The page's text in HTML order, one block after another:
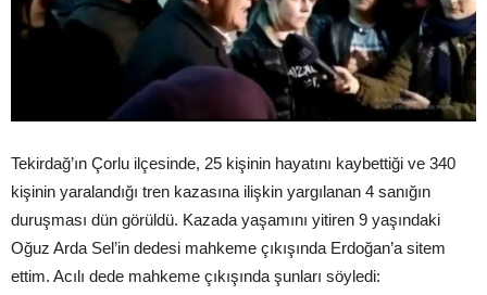
Tekirdağ’ın Çorlu ilçesinde, 25 kişinin hayatını kaybettiği ve 340
kişinin yaralandığı tren kazasına ilişkin yargılanan 4 sanığın
duruşması dün görüldü. Kazada yaşamını yitiren 9 yaşındaki
Oğuz Arda Sel’in dedesi mahkeme çıkışında Erdoğan’a sitem
ettim. Acılı dede mahkeme çıkışında şunları söyledi: